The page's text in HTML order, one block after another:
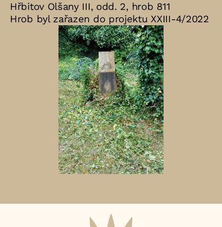
Hřbitov Olšany III, odd. 2, hrob 811
Hrob byl zařazen do projektu XXIII-4/2022